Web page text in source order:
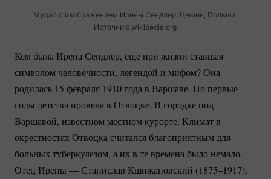
Мурал с изображением Ирены Сендлер, Цешин, Польша.
Источник: wikipedia.org
Кем была Ирена Сендлер, еще при жизни ставшая
символом человечности, легендой и мифом? Она
родилась 15 февраля 1910 года в Варшаве. Но первые
годы детства провела в Отвоцке. В городке под
Варшавой, известном местном курорте. Климат в
окрестностях Отвоцка считался благоприятным для
больных туберкулезом, а их в те времена было немало.
Отец Ирены — Станислав Кшижановский (1875–1917),